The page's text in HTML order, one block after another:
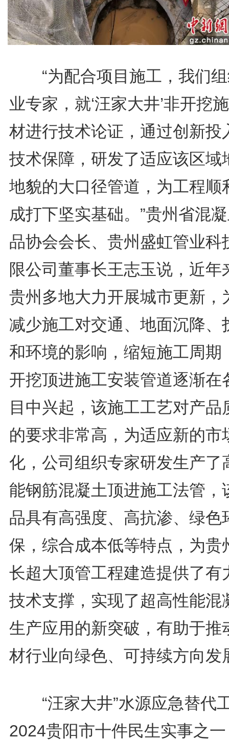
“为配合项目施工，我们组
业专家，就‘汪家大井’非开挖
材进行技术论证，通过创新投
技术保障，研发了适应该区域
地貌的大口径管道，为工程顺
成打下坚实基础。”贵州省混
品协会会长、贵州盛虹管业科
限公司董事长王志玉说，近年
贵州多地大力开展城市更新，
减少施工对交通、地面沉降、
和环境的影响，缩短施工周期
开挖顶进施工安装管道逐渐在
目中兴起，该施工工艺对产品
的要求非常高，为适应新的市
化，公司组织专家研发生产了
能钢筋混凝土顶进施工法管，
品具有高强度、高抗渗、绿色
保，综合成本低等特点，为贵
长超大顶管工程建造提供了有
技术支撑，实现了超高性能混
生产应用的新突破，有助于推
材行业向绿色、可持续方向发
“汪家大井”水源应急替代
2024贵阳市十件民生实事之